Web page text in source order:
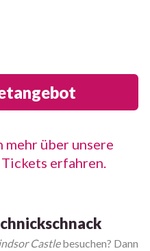
mehr über unsere
erfahren.
Castlebesuchen? Dann